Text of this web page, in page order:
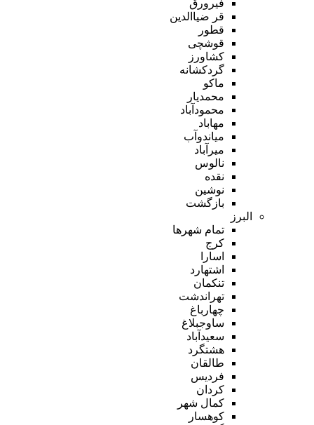
فیرورق
قر ضیاالدین
قطور
قوشچی
کشاورز
گردکشانه
ماکو
محمدیار
محمودآباد
مهاباد
میاندوآب
میرآباد
نالوس
نقده
نوشین
بازگشت
البرز
تمام شهر‌ها
کرج
اسارا
اشتهارد
تنکمان
تهراندشت
چهارباغ
ساوجبلاغ
سعیدآباد
هشتگرد
طالقان
فردیس
کردان
کمال شهر
کوهسار